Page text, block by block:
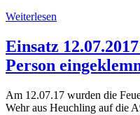
Weiterlesen
Einsatz
Person
Am 12.07.17 wurden die
Wehr aus Heuchling auf die